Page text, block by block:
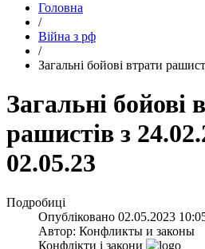
Головна
/
Війна з рф
/
​Загальні бойові втрати
​Загальні бойові
рашистів з
02.05.23
Подробиці
Опубліковано 02.05.2023
Автор: Конфликты и законы
Конфлікти і закони